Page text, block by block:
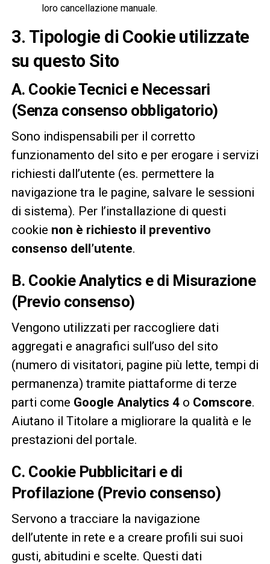
loro cancellazione manuale.
3. Tipologie di Cookie utilizzate
su questo Sito
A. Cookie Tecnici e Necessari
(Senza consenso obbligatorio)
Sono indispensabili per il corretto
funzionamento del sito e per erogare i servizi
richiesti dall’utente (es. permettere la
navigazione tra le pagine, salvare le sessioni
di sistema). Per l’installazione di questi
cookie non è richiesto il preventivo
consenso dell’utente.
B. Cookie Analytics e di Misurazione
(Previo consenso)
Vengono utilizzati per raccogliere dati
aggregati e anagrafici sull’uso del sito
(numero di visitatori, pagine più lette, tempi di
permanenza) tramite piattaforme di terze
parti come Google Analytics 4o Comscore.
Aiutano il Titolare a migliorare la qualità e le
prestazioni del portale.
C. Cookie Pubblicitari e di
Profilazione (Previo consenso)
Servono a tracciare la navigazione
dell’utente in rete e a creare profili sui suoi
gusti, abitudini e scelte. Questi dati